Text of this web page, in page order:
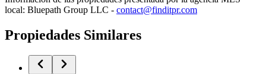
local: Bluepath Group LLC - contact@finditpr.com
Propiedades Similares